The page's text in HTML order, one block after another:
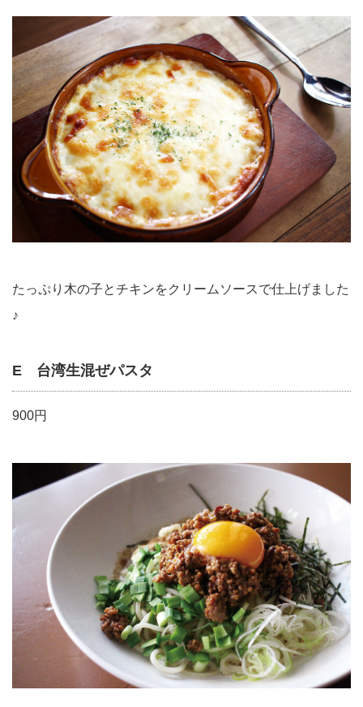
たっぷり木の子とチキンをクリームソースで仕上げました
♪
E 台湾生混ぜパスタ
900円